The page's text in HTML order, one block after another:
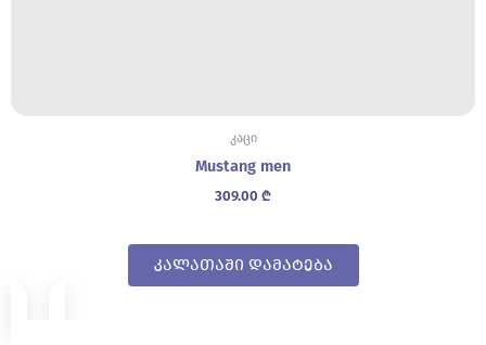
კაცი
Mustang men
309.00 ₾
კალათაში დამატება